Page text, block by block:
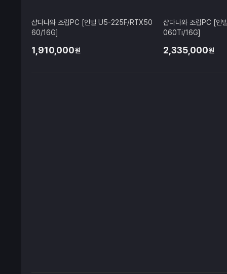
샵다나와 조립PC [인텔 U5-225F/RTX50
60/16G]
1,910,000원
샵다나와 조립PC [
060Ti/16G]
2,335,000원